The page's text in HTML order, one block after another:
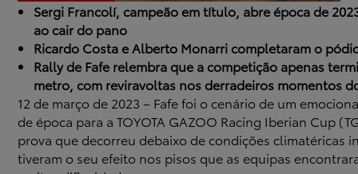
Sergi Francolí, campeão em título, abre época de
ao cair do pano
Ricardo Costa e Alberto Monarri completaram o
Rally de Fafe relembra que a competição apenas
metro, com reviravoltas nos derradeiros momentos
12 de março de 2023 – Fafe foi o cenário de um
de época para a TOYOTA GAZOO Racing Iberian Cup
prova que decorreu debaixo de condições climatéricas
tiveram o seu efeito nos pisos que as equipas